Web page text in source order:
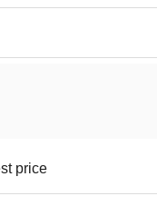
price